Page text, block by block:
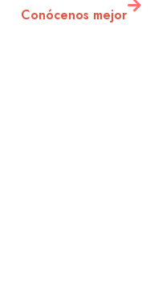
Conócenos mejor